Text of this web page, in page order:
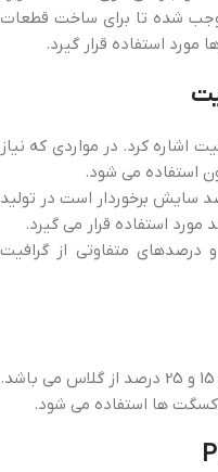
شده تا برای ساخت قطعات
مورد استفاده قرار گیرد.
اشاره کرد. در مواردی که نیاز
استفاده می شود.
سایش برخوردار است در تولید
استفاده قرار می گیرد.
تفلون گرافیت با ترکیب تفلون PTFE و درصدهای متفاوتی از گرافیت
ترکیبات این تفلون شامل تفلون PTFE و 15 و 25 درصد از گلاس می باشد.
کسگت ها استفاده می شود.